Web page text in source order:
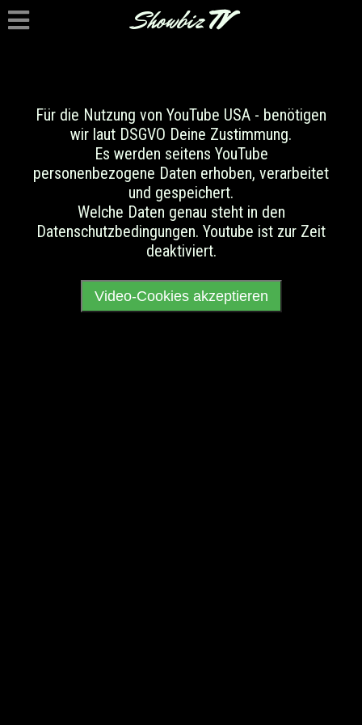
ShowbizTV
Für die Nutzung von YouTube USA - benötigen
wir laut DSGVO Deine Zustimmung.
Es werden seitens YouTube
personenbezogene Daten erhoben, verarbeitet
und gespeichert.
Welche Daten genau steht in den
Datenschutzbedingungen. Youtube ist zur Zeit
deaktiviert.
Video-Cookies akzeptieren